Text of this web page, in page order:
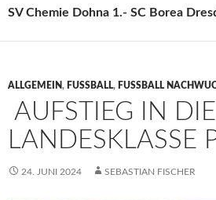
SV Chemie Dohna 1.- SC Borea
ALLGEMEIN, FUSSBALL , FUSSBALL
AUFSTIEG IN DIE
LANDESKLASSE
24. JUNI 2024 SEBASTIAN FISCHER